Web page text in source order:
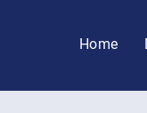
Home